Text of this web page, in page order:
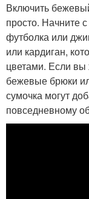
Включить
просто. Начните
футболка или
или кардиган,
цветами. Если вы
бежевые брюки
сумочка могут
повседневному